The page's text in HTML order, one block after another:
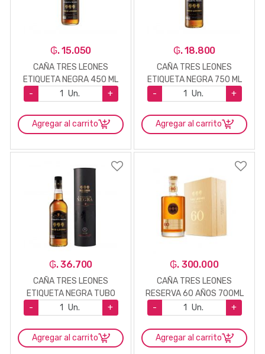
₲. 15.050
CAÑA TRES LEONES
ETIQUETA NEGRA 450 ML
-
Un. +
Agregar al carrito
₲. 18.800
CAÑA TRES LEONES
ETIQUETA NEGRA 750 ML
-
Un. +
Agregar al carrito
₲. 36.700
CAÑA TRES LEONES
ETIQUETA NEGRA TUBO
8AÑOS 750CC
- Un. +
Agregar al carrito
₲. 300.000
CAÑA TRES LEONES
RESERVA 60 AÑOS 700ML
-
Un. +
Agregar al carrito